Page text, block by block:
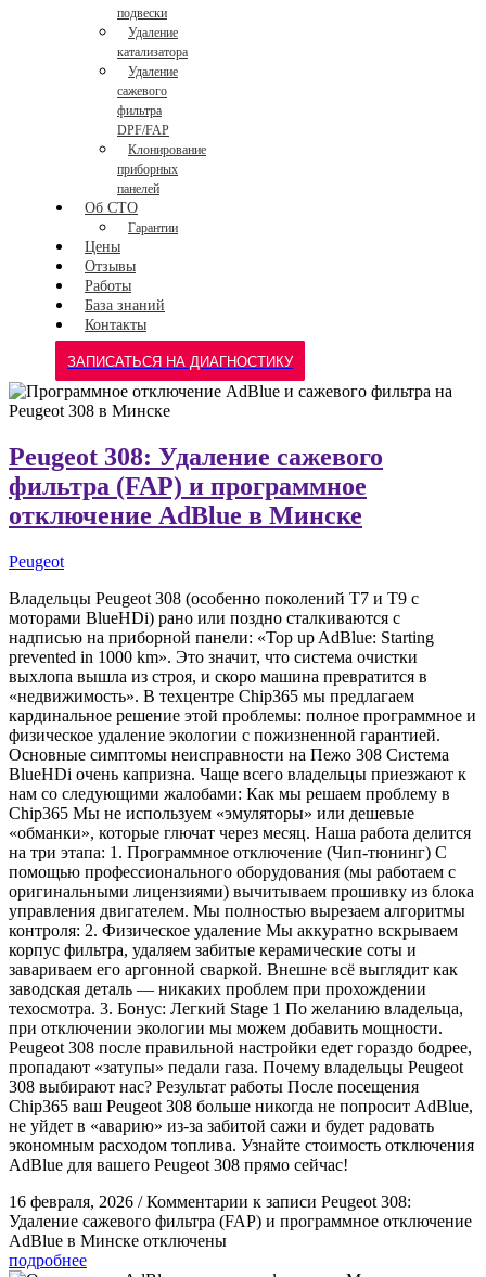
подвески
Удаление
катализатора
Удаление
сажевого
фильтра
DPF/FAP
Клонирование
приборных
панелей
Об СТО
Гарантии
Цены
Отзывы
Работы
База знаний
Контакты
ЗАПИСАТЬСЯ НА ДИАГНОСТИКУ
Peugeot 308: Удаление сажевого
фильтра (FAP) и программное
отключение AdBlue в Минске
Peugeot
Владельцы Peugeot 308 (особенно поколений T7 и T9 с
моторами BlueHDi) рано или поздно сталкиваются с
надписью на приборной панели: «Top up AdBlue: Starting
prevented in 1000 km». Это значит, что система очистки
выхлопа вышла из строя, и скоро машина превратится в
«недвижимость». В техцентре Chip365 мы предлагаем
кардинальное решение этой проблемы: полное программное и
физическое удаление экологии с пожизненной гарантией.
Основные симптомы неисправности на Пежо 308 Система
BlueHDi очень капризна. Чаще всего владельцы приезжают к
нам со следующими жалобами: Как мы решаем проблему в
Chip365 Мы не используем «эмуляторы» или дешевые
«обманки», которые глючат через месяц. Наша работа делится
на три этапа: 1. Программное отключение (Чип-тюнинг) С
помощью профессионального оборудования (мы работаем с
оригинальными лицензиями) вычитываем прошивку из блока
управления двигателем. Мы полностью вырезаем алгоритмы
контроля: 2. Физическое удаление Мы аккуратно вскрываем
корпус фильтра, удаляем забитые керамические соты и
завариваем его аргонной сваркой. Внешне всё выглядит как
заводская деталь — никаких проблем при прохождении
техосмотра. 3. Бонус: Легкий Stage 1 По желанию владельца,
при отключении экологии мы можем добавить мощности.
Peugeot 308 после правильной настройки едет гораздо бодрее,
пропадают «затупы» педали газа. Почему владельцы Peugeot
308 выбирают нас? Результат работы После посещения
Chip365 ваш Peugeot 308 больше никогда не попросит AdBlue,
не уйдет в «аварию» из-за забитой сажи и будет радовать
экономным расходом топлива. Узнайте стоимость отключения
AdBlue для вашего Peugeot 308 прямо сейчас!
16 февраля, 2026 / Комментарии к записи Peugeot 308:
Удаление сажевого фильтра (FAP) и программное отключение
AdBlue в Минске отключены
подробнее